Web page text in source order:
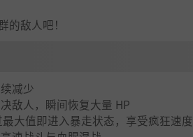
敌人吧！
减少
敌人，瞬间恢复大量 HP
最大值即进入暴走状态，享受疯狂速度